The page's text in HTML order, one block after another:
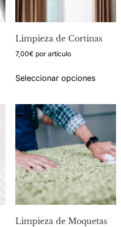
Limpieza de Cortinas
7,00€ por artículo
Seleccionar opciones
Limpieza de Moquetas